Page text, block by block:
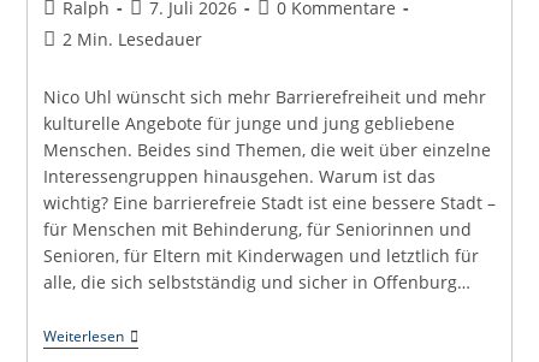
Beitrags-
Autor:
Ralph
Beitrag
veröffentlicht:
7. Juli 2026
Beitrags-
0 Kommentare
Lesedauer:
2 Min. Lesedauer
Nico Uhl wünscht sich mehr Barrierefreiheit und mehr
kulturelle Angebote für junge und jung gebliebene
Menschen. Beides sind Themen, die weit über einzelne
Interessengruppen hinausgehen. Warum ist das
wichtig? Eine barrierefreie Stadt ist eine bessere Stadt –
für Menschen mit Behinderung, für Seniorinnen und
Senioren, für Eltern mit Kinderwagen und letztlich für
alle, die sich selbstständig und sicher in Offenburg…
WeiterlesenMehr
Barrierefreiheit